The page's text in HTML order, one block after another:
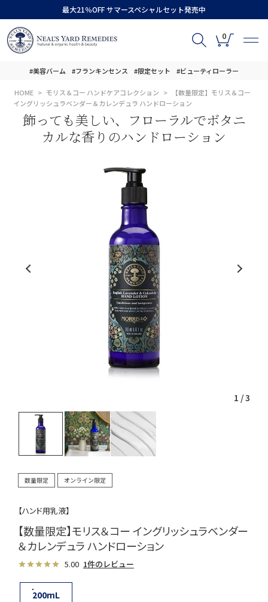
最大21％OFF サマースペシャルセット発売中
0
#美容バーム #フランキンセンス #限定セット #ビューティローラー
HOME モリス＆コー ハンドケアコレクション
【数量限定】モリス＆コー
イングリッシュラベンダー＆カレンデュラ ハンドローション
飾っても美しい、フローラルでボタニ
カルな香りのハンドローション
1 /3
数量限定 オンライン限定
【ハンド用乳液】
【数量限定】モリス＆コー イングリッシュラベンダー
＆カレンデュラ ハンドローション
5.00 1件のレビュー
200mL